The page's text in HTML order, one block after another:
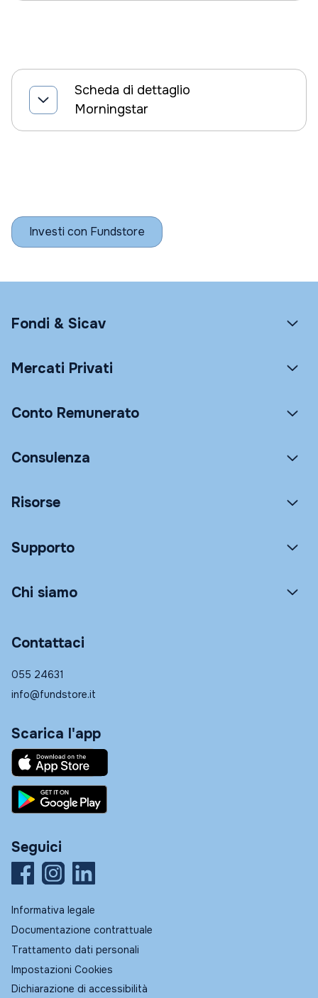
Scheda di dettaglio
Morningstar
Investi con Fundstore
Fondi & Sicav
Mercati Privati
Conto Remunerato
Consulenza
Risorse
Supporto
Chi siamo
Contattaci
055 24631
info@fundstore.it
Scarica l'app
Seguici
Informativa legale
Documentazione contrattuale
Trattamento dati personali
Impostazioni Cookies
Dichiarazione di accessibilità